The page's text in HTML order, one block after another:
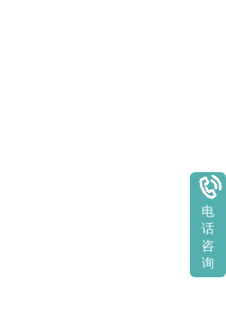
电
话
咨
询